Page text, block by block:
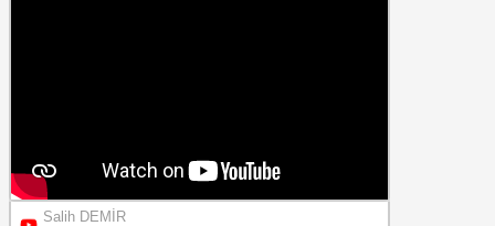
Salih DEMİR